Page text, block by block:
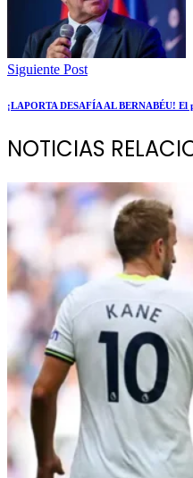
Siguiente Post
¡LAPORTA DESAFÍA AL BERNABÉU!
NOTICIAS